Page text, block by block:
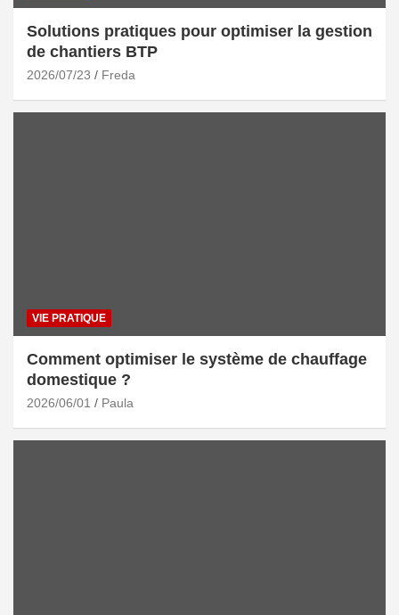
Solutions pratiques pour optimiser la gestion
de chantiers BTP
2026/07/23 Freda
VIE PRATIQUE
Comment optimiser le système de chauffage
domestique ?
2026/06/01 Paula